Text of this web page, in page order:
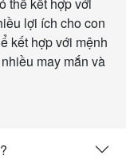
lợi ích cho con
kết hợp với mệnh
may mắn và